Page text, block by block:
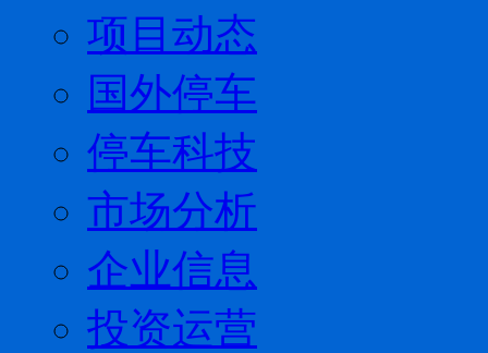
项目动态
国外停车
停车科技
市场分析
企业信息
投资运营